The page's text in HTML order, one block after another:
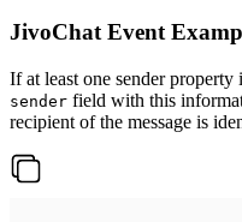
JivoChat Event
If at least one sender
sender field with this
recipient of the message is